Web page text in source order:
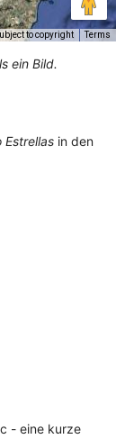
to copyright Terms
ein Bild.
Estrellasin den
- eine kurze